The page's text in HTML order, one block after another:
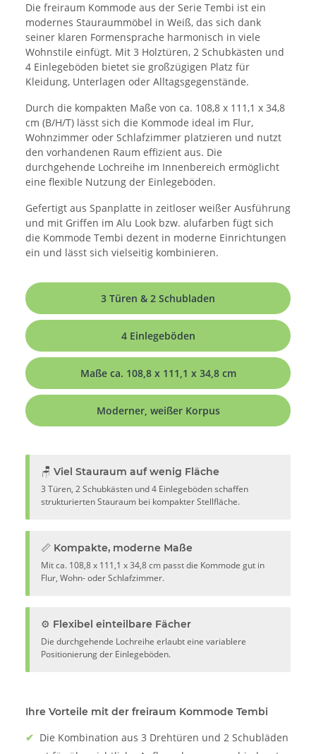
Die freiraum Kommode aus der Serie Tembi ist ein
modernes Stauraummöbel in Weiß, das sich dank
seiner klaren Formensprache harmonisch in viele
Wohnstile einfügt. Mit 3 Holztüren, 2 Schubkästen und
4 Einlegeböden bietet sie großzügigen Platz für
Kleidung, Unterlagen oder Alltagsgegenstände.
Durch die kompakten Maße von ca. 108,8 x 111,1 x 34,8
cm (B/H/T) lässt sich die Kommode ideal im Flur,
Wohnzimmer oder Schlafzimmer platzieren und nutzt
den vorhandenen Raum effizient aus. Die
durchgehende Lochreihe im Innenbereich ermöglicht
eine flexible Nutzung der Einlegeböden.
Gefertigt aus Spanplatte in zeitloser weißer Ausführung
und mit Griffen im Alu Look bzw. alufarben fügt sich
die Kommode Tembi dezent in moderne Einrichtungen
ein und lässt sich vielseitig kombinieren.
3 Türen & 2 Schubladen
4 Einlegeböden
Maße ca. 108,8 x 111,1 x 34,8 cm
Moderner, weißer Korpus
🪑 Viel Stauraum auf wenig Fläche
3 Türen, 2 Schubkästen und 4 Einlegeböden schaffen
strukturierten Stauraum bei kompakter Stellfläche.
📏 Kompakte, moderne Maße
Mit ca. 108,8 x 111,1 x 34,8 cm passt die Kommode gut in
Flur, Wohn- oder Schlafzimmer.
⚙️ Flexibel einteilbare Fächer
Die durchgehende Lochreihe erlaubt eine variablere
Positionierung der Einlegeböden.
Ihre Vorteile mit der freiraum Kommode Tembi
✔ Die Kombination aus 3 Drehtüren und 2 Schubläden